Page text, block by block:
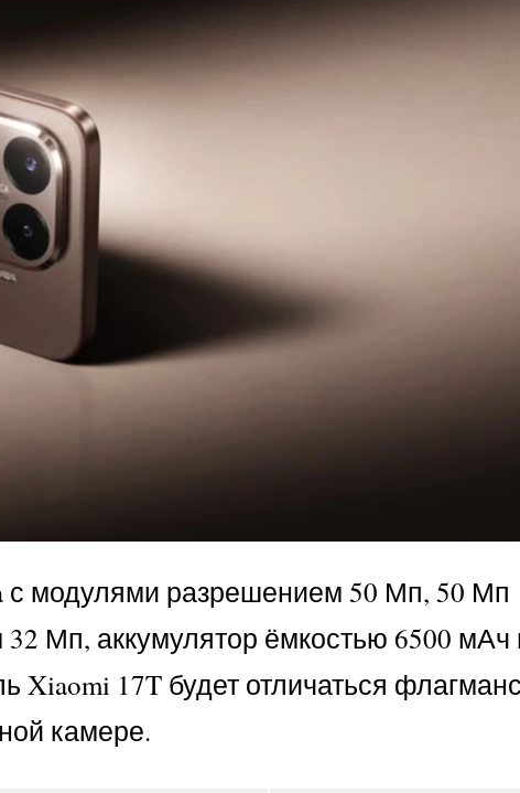
с модулями разрешением 50 Мп, 50 Мп
Мп, аккумулятор ёмкостью 6500 мАч
17T будет отличаться
камере.